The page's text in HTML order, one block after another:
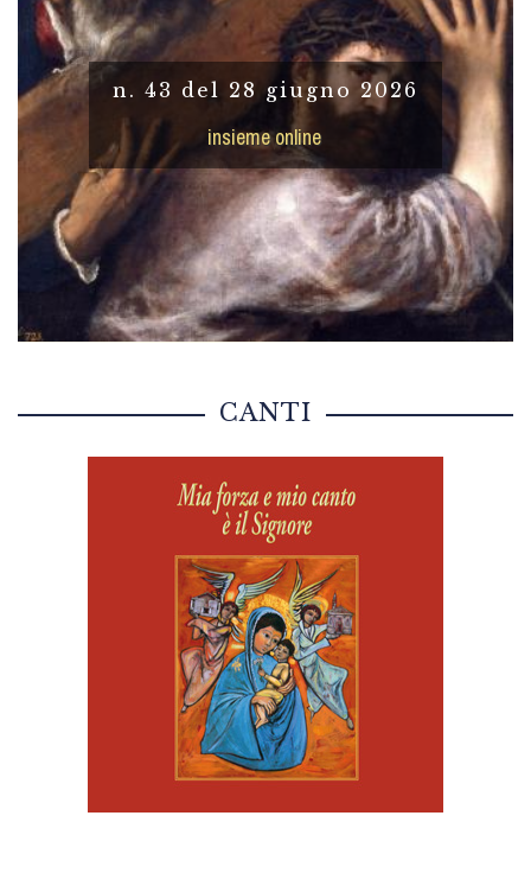
n. 43 del 28 giugno 2026
insieme online
CANTI